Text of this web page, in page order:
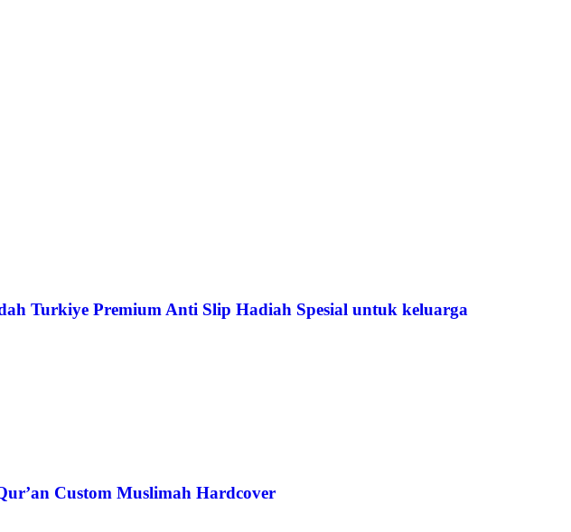
Turkiye Premium Anti Slip Hadiah Spesial untuk keluarga
Custom Muslimah Hardcover